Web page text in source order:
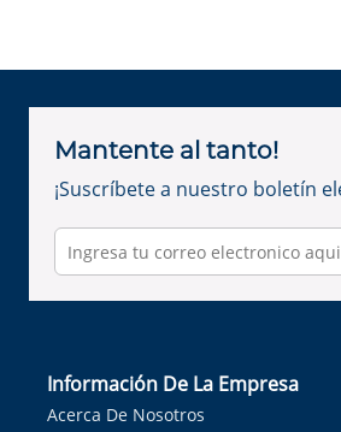
Mantente al tanto!
¡Suscríbete a nuestro boletín
Información De La Empresa
Acerca De Nosotros